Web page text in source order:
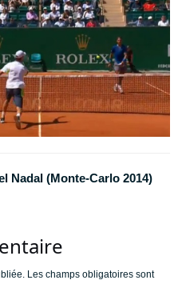
Nadal (Monte-Carlo 2014)
Les champs obligatoires sont